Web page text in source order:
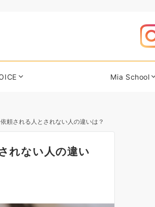
Mia School
頼される人とされない人の違いは？
れない人の違い